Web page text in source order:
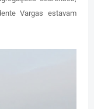
Vargas estavam